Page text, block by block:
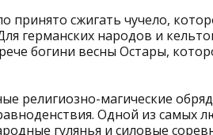
принято сжигать чучело,
германских народов и
богини весны Остары,
религиозно-магические
Одной из
гулянья и силовые